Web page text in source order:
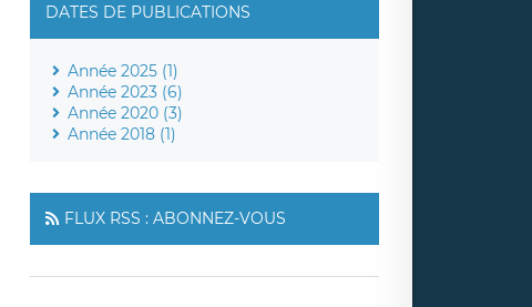
DATES DE PUBLICATIONS
Année 2025 (1)
Année 2023 (6)
Année 2020 (3)
Année 2018 (1)
FLUX RSS : ABONNEZ-VOUS